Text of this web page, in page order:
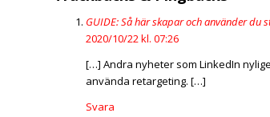
GUIDE: Så här skapar och använder du
2020/10/22 kl. 07:26
[…] Andra nyheter som LinkedIn
använda retargeting. […]
Svara